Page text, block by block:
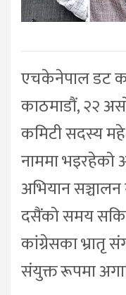
एचकेनेपाल डट
काठमाडौं, २२
कमिटी सदस्य
नाममा भइरहेको
अभियान
दसैंको समय
कांग्रेसका भ्रातृ
संयुक्त रूपमा